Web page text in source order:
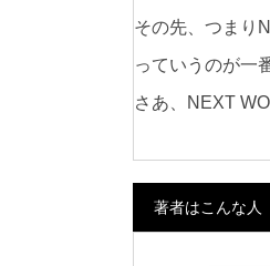
その先、つまり
っていうのが一
さあ、NEXT
著者はこんな人